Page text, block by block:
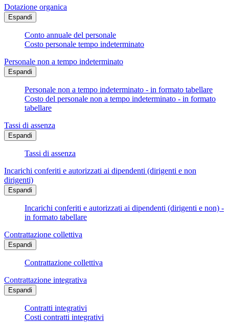
Dotazione organica
Espandi
Conto annuale del personale
Costo personale tempo indeterminato
Personale non a tempo indeterminato
Espandi
Personale non a tempo indeterminato - in formato tabellare
Costo del personale non a tempo indeterminato - in formato
tabellare
Tassi di assenza
Espandi
Tassi di assenza
Incarichi conferiti e autorizzati ai dipendenti (dirigenti e non
dirigenti)
Espandi
Incarichi conferiti e autorizzati ai dipendenti (dirigenti e non) -
in formato tabellare
Contrattazione collettiva
Espandi
Contrattazione collettiva
Contrattazione integrativa
Espandi
Contratti integrativi
Costi contratti integrativi